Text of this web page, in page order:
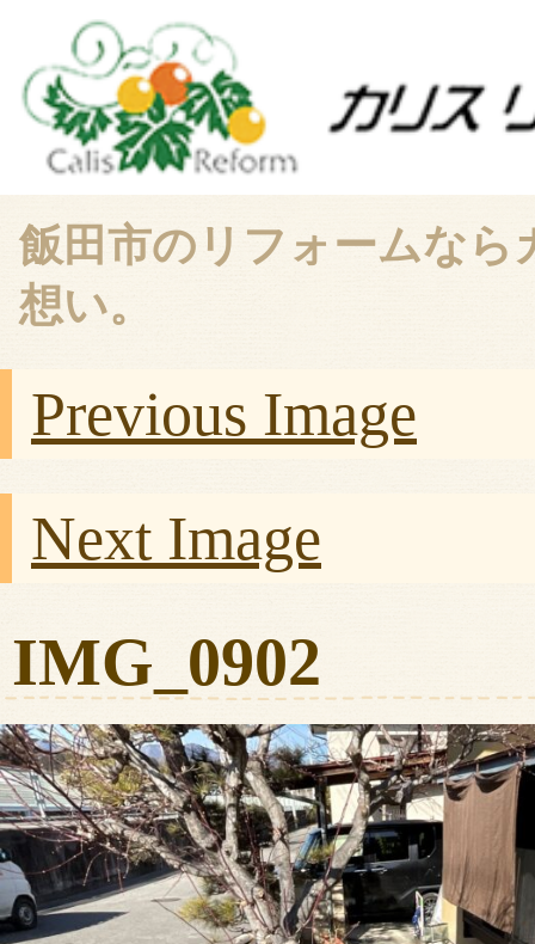
飯田市のリフォームな
想い。
Previous Image
Next Image
IMG_0902